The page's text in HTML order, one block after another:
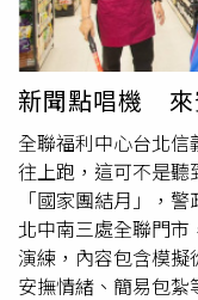
新聞點唱機 來
全聯福利中心台北
往上跑，這可不是
「國家團結月」，
北中南三處全聯門
演練，內容包含模擬
安撫情緒、簡易包紮